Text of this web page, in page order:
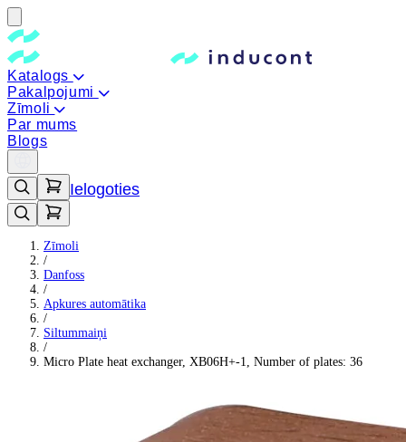
Katalogs
Pakalpojumi
Zīmoli
Par mums
Blogs
Ielogoties
Zīmoli
/
Danfoss
/
Apkures automātika
/
Siltummaiņi
/
Micro Plate heat exchanger, XB06H+-1, Number of plates: 36